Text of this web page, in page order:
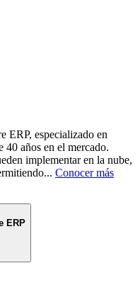
ERP, especializado en
40 años en el mercado.
implementar en la nube,
... Conocer más
ERP